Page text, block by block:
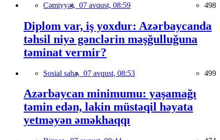
Cəmiyyət, 07 avqust, 08:59 498
Diplom var, iş yoxdur: Azərbaycanda
təhsil niyə gənclərin məşğulluğuna
təminat vermir?
Sosial sahə, 07 avqust, 08:53 499
Azərbaycan minimumu: yaşamağı
təmin edən, lakin müstəqil həyata
yetməyən əməkhaqqı